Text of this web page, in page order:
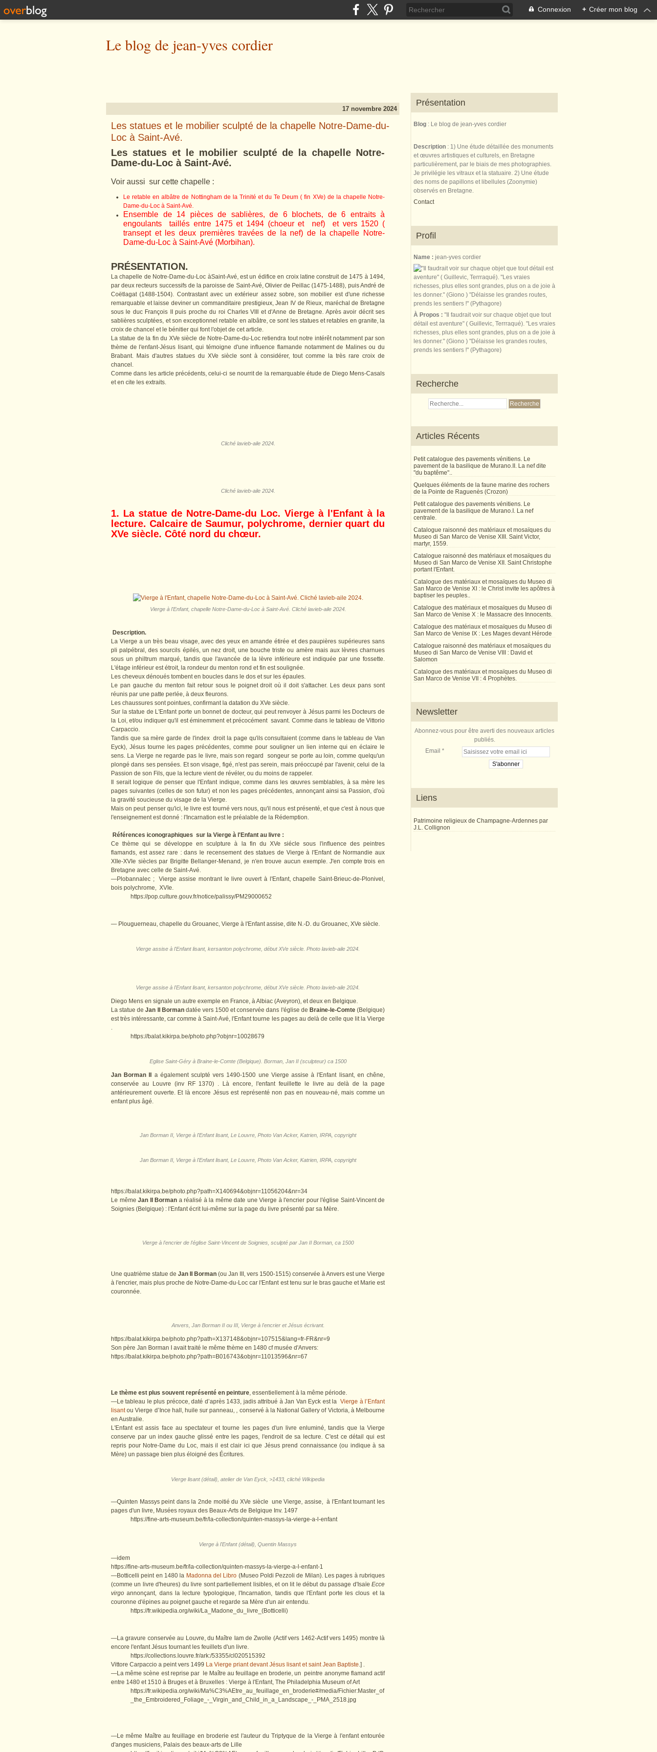
Connexion + Créer mon blog
Le blog de jean-yves cordier
17 novembre 2024
Les statues et le mobilier sculpté de la chapelle Notre-Dame-du-
Loc à Saint-Avé.
Les statues et le mobilier sculpté de la chapelle Notre-
Dame-du-Loc à Saint-Avé.
Voir aussi sur cette chapelle :
Le retable en albâtre de Nottingham de la Trinité et du Te Deum ( fin XVe) de la chapelle Notre-
Dame-du-Loc à Saint-Avé.
Ensemble de 14 pièces de sablières, de 6 blochets, de 6 entraits à
engoulants taillés entre 1475 et 1494 (choeur et nef) et vers 1520 (
transept et les deux premières travées de la nef) de la chapelle Notre-
Dame-du-Loc à Saint-Avé (Morbihan).
PRÉSENTATION.
La chapelle de Notre-Dame-du-Loc àSaint-Avé, est un édifice en croix latine construit de 1475 à 1494,
par deux recteurs successifs de la paroisse de Saint-Avé, Olivier de Peillac (1475-1488), puis André de
Coëtlagat (1488-1504). Contrastant avec un extérieur assez sobre, son mobilier est d'une richesse
remarquable et laisse deviner un commanditaire prestigieux, Jean IV de Rieux, maréchal de Bretagne
sous le duc François II puis proche du roi Charles VIII et d'Anne de Bretagne. Après avoir décrit ses
sablières sculptées, et son exceptionnel retable en albâtre, ce sont les statues et retables en granite, la
croix de chancel et le bénitier qui font l'objet de cet article.
La statue de la fin du XVe siècle de Notre-Dame-du-Loc retiendra tout notre intérêt notamment par son
thème de l'enfant-Jésus lisant, qui témoigne d'une influence flamande notamment de Malines ou du
Brabant. Mais d'autres statues du XVe siècle sont à considérer, tout comme la très rare croix de
chancel.
Comme dans les article précédents, celui-ci se nourrit de la remarquable étude de Diego Mens-Casals
et en cite les extraits.
Cliché lavieb-aile 2024.
Cliché lavieb-aile 2024.
1. La statue de Notre-Dame-du Loc. Vierge à l'Enfant à la
lecture. Calcaire de Saumur, polychrome, dernier quart du
XVe siècle. Côté nord du chœur.
Vierge à l'Enfant, chapelle Notre-Dame-du-Loc à Saint-Avé. Cliché lavieb-aile 2024.
Description.
La Vierge a un très beau visage, avec des yeux en amande étirée et des paupières supérieures sans
pli palpébral, des sourcils épilés, un nez droit, une bouche triste ou amère mais aux lèvres charnues
sous un philtrum marqué, tandis que l'avancée de la lèvre inférieure est indiquée par une fossette.
L'étage inférieur est étroit, la rondeur du menton rond et fin est soulignée.
Les cheveux dénoués tombent en boucles dans le dos et sur les épaules.
Le pan gauche du menton fait retour sous le poignet droit où il doit s'attacher. Les deux pans sont
réunis par une patte perlée, à deux fleurons.
Les chaussures sont pointues, confirmant la datation du XVe siècle.
Sur la statue de L'Enfant porte un bonnet de docteur, qui peut renvoyer à Jésus parmi les Docteurs de
la Loi, et/ou indiquer qu'il est éminemment et précocément savant. Comme dans le tableau de Vittorio
Carpaccio.
Tandis que sa mère garde de l'index droit la page qu'ils consultaient (comme dans le tableau de Van
Eyck), Jésus tourne les pages précédentes, comme pour souligner un lien interne qui en éclaire le
sens. La Vierge ne regarde pas le livre, mais son regard songeur se porte au loin, comme quelqu'un
plongé dans ses pensées. Et son visage, figé, n'est pas serein, mais préoccupé par l'avenir, celui de la
Passion de son Fils, que la lecture vient de révéler, ou du moins de rappeler.
Il serait logique de penser que l'Enfant indique, comme dans les œuvres semblables, à sa mère les
pages suivantes (celles de son futur) et non les pages précédentes, annonçant ainsi sa Passion, d'où
la gravité soucieuse du visage de la Vierge.
Mais on peut penser qu'ici, le livre est tourné vers nous, qu'il nous est présenté, et que c'est à nous que
l'enseignement est donné : l'Incarnation est le préalable de la Rédemption.
Références iconographiques sur la Vierge à l'Enfant au livre :
Ce thème qui se développe en sculpture à la fin du XVe siécle sous l'influence des peintres
flamands, est assez rare : dans le recensement des statues de Vierge à l'Enfant de Normandie aux
XIIe-XVIe siècles par Brigitte Bellanger-Menand, je n'en trouve aucun exemple. J'en compte trois en
Bretagne avec celle de Saint-Avé.
—Plobannalec ; Vierge assise montrant le livre ouvert à l'Enfant, chapelle Saint-Brieuc-de-Plonivel,
bois polychrome, XVIe.
https://pop.culture.gouv.fr/notice/palissy/PM29000652
— Plouguerneau, chapelle du Grouanec, Vierge à l'Enfant assise, dite N.-D. du Grouanec, XVe siècle.
Vierge assise à l'Enfant lisant, kersanton polychrome, début XVe siècle. Photo lavieb-aile 2024.
Vierge assise à l'Enfant lisant, kersanton polychrome, début XVe siècle. Photo lavieb-aile 2024.
Diego Mens en signale un autre exemple en France, à Albiac (Aveyron), et deux en Belgique.
La statue deJan II Bormandatée vers 1500 et conservée dans l'église de Braine-le-Comte(Belgique)
est très intéressante, car comme à Saint-Avé, l'Enfant tourne les pages au delà de celle que lit la Vierge
.
https://balat.kikirpa.be/photo.php?objnr=10028679
Eglise Saint-Géry à Braine-le-Comte (Belgique). Borman, Jan II (sculpteur) ca 1500
Jan Borman II
a également sculpté vers 1490-1500 une Vierge assise à l'Enfant lisant, en chêne,
conservée au Louvre (inv RF 1370) . Là encore, l'enfant feuillette le livre au delà de la page
antérieurement ouverte. Et là encore Jésus est représenté non pas en nouveau-né, mais comme un
enfant plus âgé.
Jan Borman II, Vierge à l'Enfant lisant, Le Louvre, Photo Van Acker, Katrien, IRPA, copyright
Jan Borman II, Vierge à l'Enfant lisant, Le Louvre, Photo Van Acker, Katrien, IRPA, copyright
https://balat.kikirpa.be/photo.php?path=X140694&objnr=11056204&nr=34
Le même Jan II Borman a réalisé à la même date une Vierge à l'encrier pour l'église Saint-Vincent de
Soignies (Belgique) : l'Enfant écrit lui-même sur la page du livre présenté par sa Mère.
Vierge à l'encrier de l'église Saint-Vincent de Soignies, sculpté par Jan II Borman, ca 1500
Une quatrième statue de Jan II Borman (ou Jan III, vers 1500-1515) conservée à Anvers est une Vierge
à l'encrier, mais plus proche de Notre-Dame-du-Loc car l'Enfant est tenu sur le bras gauche et Marie est
couronnée.
Anvers, Jan Borman II ou III, Vierge à l'encrier et Jésus écrivant.
https://balat.kikirpa.be/photo.php?path=X137148&objnr=107515&lang=fr-FR&nr=9
Son père Jan Borman I avait traité le même thème en 1480 cf musée d'Anvers:
https://balat.kikirpa.be/photo.php?path=B016743&objnr=11013596&nr=67
Le thème est plus souvent représenté en peinture, essentiellement à la même période.
—Le tableau le plus précoce, daté d’après 1433, jadis attribué à Jan Van Eyck est laVierge à l’Enfant
lisantou Vierge d’Ince hall, huile sur panneau, , conservé à la National Gallery of Victoria, à Melbourne
en Australie.
L'Enfant est assis face au spectateur et tourne les pages d'un livre enluminé, tandis que la Vierge
conserve par un index gauche glissé entre les pages, l'endroit de sa lecture. C'est ce détail qui est
repris pour Notre-Dame du Loc, mais il est clair ici que Jésus prend connaissance (ou indique à sa
Mère) un passage bien plus éloigné des Écritures.
Vierge lisant (détail), atelier de Van Eyck, >1433, cliché Wikipedia
—Quinten Massys peint dans la 2nde moitié du XVe siècle une Vierge, assise, à l'Enfant tournant les
pages d'un livre, Musées royaux des Beaux-Arts de Belgique Inv. 1497
https://fine-arts-museum.be/fr/la-collection/quinten-massys-la-vierge-a-l-enfant
Vierge à l'Enfant (détail), Quentin Massys
—idem
https://fine-arts-museum.be/fr/la-collection/quinten-massys-la-vierge-a-l-enfant-1
—Botticelli peint en 1480 la Madonna del Libro (Museo Poldi Pezzoli de Milan). Les pages à rubriques
(comme un livre d'heures) du livre sont partiellement lisibles, et on lit le début du passage d'Isaïe Ecce
virgoannonçant, dans la lecture typologique, l'Incarnation, tandis que l'Enfant porte les clous et la
couronne d'épines au poignet gauche et regarde sa Mère d'un air entendu.
https://fr.wikipedia.org/wiki/La_Madone_du_livre_(Botticelli)
—La gravure conservée au Louvre, du Maître Iam de Zwolle (Actif vers 1462-Actif vers 1495) montre là
encore l'enfant Jésus tournant les feuillets d'un livre.
https://collections.louvre.fr/ark:/53355/cl020515392
Vittore Carpaccio a peint vers 1499 La Vierge priant devant Jésus lisant et saint Jean Baptiste.] .
—La même scène est reprise par le Maître au feuillage en broderie, un peintre anonyme flamand actif
entre 1480 et 1510 à Bruges et à Bruxelles : Vierge à l'Enfant, The Philadelphia Museum of Art
https://fr.wikipedia.org/wiki/Ma%C3%AEtre_au_feuillage_en_broderie#/media/Fichier:Master_of
_the_Embroidered_Foliage_-_Virgin_and_Child_in_a_Landscape_-_PMA_2518.jpg
—Le même Maître au feuillage en broderie est l'auteur du Triptyque de la Vierge à l'enfant entourée
d'anges musiciens, Palais des beaux-arts de Lille
Présentation
Blog : Le blog de jean-yves cordier
Description : 1) Une étude détaillée des monuments
et œuvres artistiques et culturels, en Bretagne
particulièrement, par le biais de mes photographies.
Je privilégie les vitraux et la statuaire. 2) Une étude
des noms de papillons et libellules (Zoonymie)
observés en Bretagne.
Contact
Profil
Name : jean-yves cordier
À Propos : "Il faudrait voir sur chaque objet que tout
détail est aventure" ( Guillevic, Terrraqué). "Les vraies
richesses, plus elles sont grandes, plus on a de joie à
les donner." (Giono ) "Délaisse les grandes routes,
prends les sentiers !" (Pythagore)
Recherche
Articles Récents
Petit catalogue des pavements vénitiens. Le
pavement de la basilique de Murano.II. La nef dite
"du baptême"..
Quelques éléments de la faune marine des rochers
de la Pointe de Raguenès (Crozon)
Petit catalogue des pavements vénitiens. Le
pavement de la basilique de Murano.I. La nef
centrale.
Catalogue raisonné des matériaux et mosaïques du
Museo di San Marco de Venise XIII. Saint Victor,
martyr, 1559.
Catalogue raisonné des matériaux et mosaïques du
Museo di San Marco de Venise XII. Saint Christophe
portant l'Enfant.
Catalogue des matériaux et mosaïques du Museo di
San Marco de Venise XI : le Christ invite les apôtres à
baptiser les peuples..
Catalogue des matériaux et mosaïques du Museo di
San Marco de Venise X : le Massacre des Innocents.
Catalogue des matériaux et mosaïques du Museo di
San Marco de Venise IX : Les Mages devant Hérode
Catalogue raisonné des matériaux et mosaïques du
Museo di San Marco de Venise VIII : David et
Salomon
Catalogue des matériaux et mosaïques du Museo di
San Marco de Venise VII : 4 Prophètes.
Newsletter
Abonnez-vous pour être averti des nouveaux articles
publiés.
Email
Liens
Patrimoine religieux de Champagne-Ardennes par
J.L. Collignon